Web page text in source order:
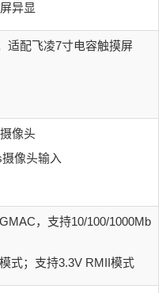
异显
适配飞凌7寸电容触摸屏
像头
像头输入
，支持10/100/1000Mb
式；支持3.3V RMII模式